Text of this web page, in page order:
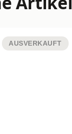
AUSVERKAUFT